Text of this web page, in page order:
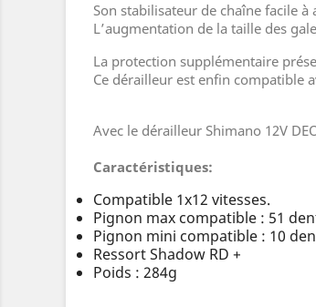
Son stabilisateur de chaîne facile à
L’augmentation de la taille des
La protection supplémentaire
Ce dérailleur est enfin compatible
Avec le dérailleur Shimano 12V
Caractéristiques:
Compatible 1x12 vitesses.
Pignon max compatible : 51
Pignon mini compatible : 10
Ressort Shadow RD +
Poids : 284g